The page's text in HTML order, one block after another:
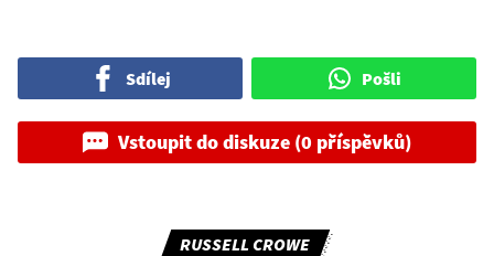
Sdílej Pošli
Vstoupit do diskuze (0 příspěvků)
RUSSELL CROWE